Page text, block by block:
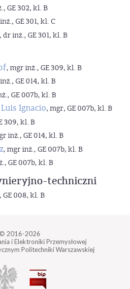
GE 302, kl. B
GE 301, kl. C
, dr inż., GE 301, kl. B
, mgr inż., GE 309, kl. B
GE 014, kl. B
GE 007b, kl. B
Ignacio, mgr, GE 007b, kl. B
309, kl. B
inż., GE 014, kl. B
, mgr inż., GE 007b, kl. B
GE 007b, kl. B
techniczni
GE 008, kl. B
© 2016-2026
i Elektroniki Przemysłowej
Politechniki Warszawskiej